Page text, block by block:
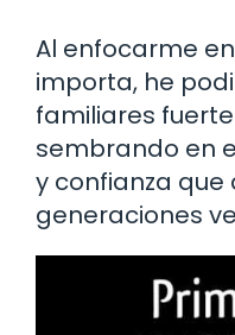
Al enfocarme
importa, he
familiares
sembrando en
y confianza
generaciones